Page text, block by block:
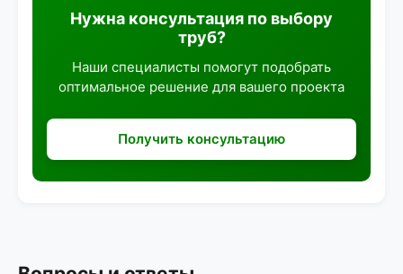
Нужна консультация по выбору
труб?
Наши специалисты помогут подобрать
оптимальное решение для вашего проекта
Получить консультацию